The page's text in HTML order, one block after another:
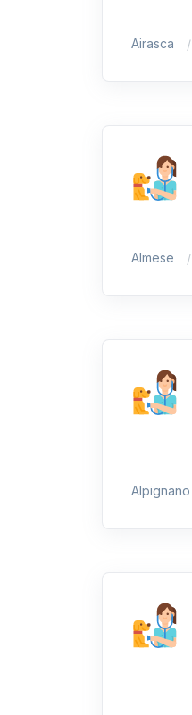
Airasca
Almese
Alpignano